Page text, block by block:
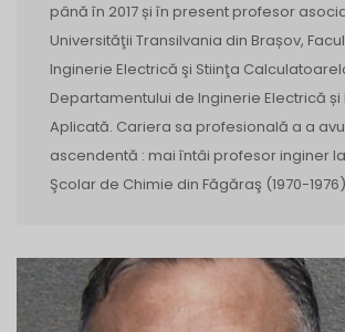
până în 2017 și în present profesor
Universităţii Transilvania din Brașov,
Inginerie Electrică şi Stiinţa
Departamentului de Inginerie Electrică și
Aplicată. Cariera sa profesională a a
ascendentă : mai întâi profesor inginer
Şcolar de Chimie din Făgăraş (1970-